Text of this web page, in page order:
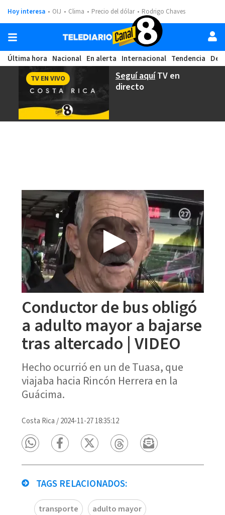
Hoy interesa OIJ Clima Precio del dólar Rodrigo Chaves
Última hora Nacional En alerta Internacional Tendencia
Seguí aquíTV en
directo
TV EN VIVO
Conductor de bus obligó
a adulto mayor a bajarse
tras altercado | VIDEO
Hecho ocurrió en un de Tuasa, que
viajaba hacia Rincón Herrera en la
Guácima.
Costa Rica /2024-11-27 18:35:12
TAGS RELACIONADOS:
transporte adulto mayor